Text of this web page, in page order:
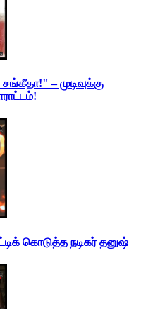
– முடிவுக்கு
கொடுத்த நடிகர் தனுஷ்